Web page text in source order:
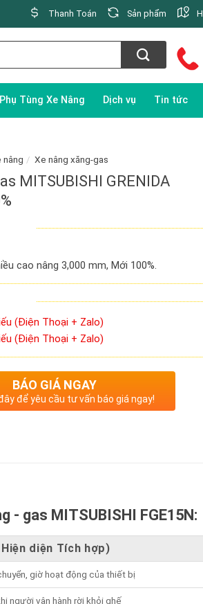
Thanh Toán Sản phẩm
Phụ Tùng Xe Nâng Dịch vụ Tin tức
nâng / Xe nâng xăng-gas
MITSUBISHI GRENIDA
cao nâng 3,000 mm, Mới 100%.
(Điện Thoại + Zalo)
(Điện Thoại + Zalo)
BÁO GIÁ NGAY
để yêu cầu tư vấn báo giá ngay!
- gas MITSUBISHI FGE15N:
diện Tích hợp)
giờ hoạt động của thiết bị
người vận hành rời khỏi ghế